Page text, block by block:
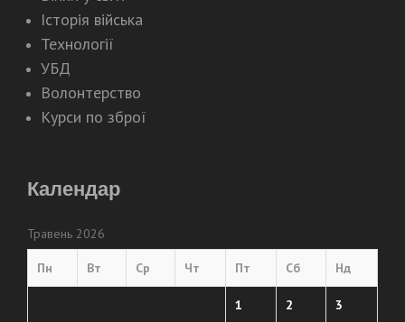
Історія війська
Технології
УБД
Волонтерство
Курси по зброї
Календар
Травень 2026
Пн Вт Ср Чт Пт Сб Нд
1 2 3